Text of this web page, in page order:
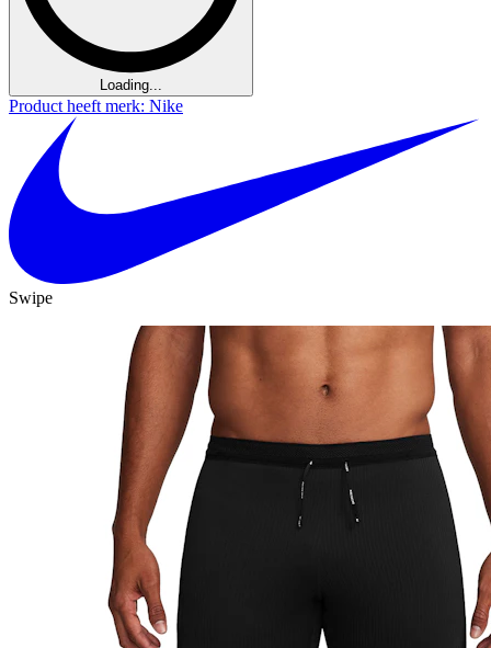
Loading...
Product heeft merk: Nike
Swipe